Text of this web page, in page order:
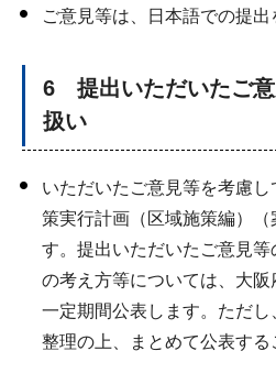
ご意見等は、日本語での提出
6 提出いただいたご意
扱い
いただいたご意見等を考慮
策実行計画（区域施策編）（
す。提出いただいたご意見
の考え方等については、大阪
一定期間公表します。ただ
整理の上、まとめて公表する